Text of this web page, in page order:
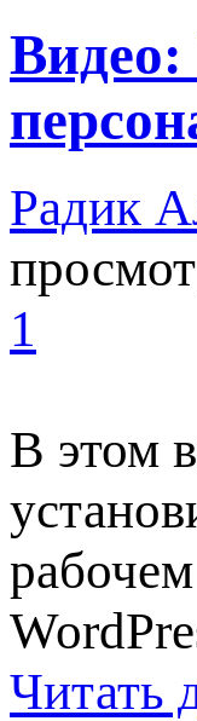
Видео:
Радик
1
В этом
Читать